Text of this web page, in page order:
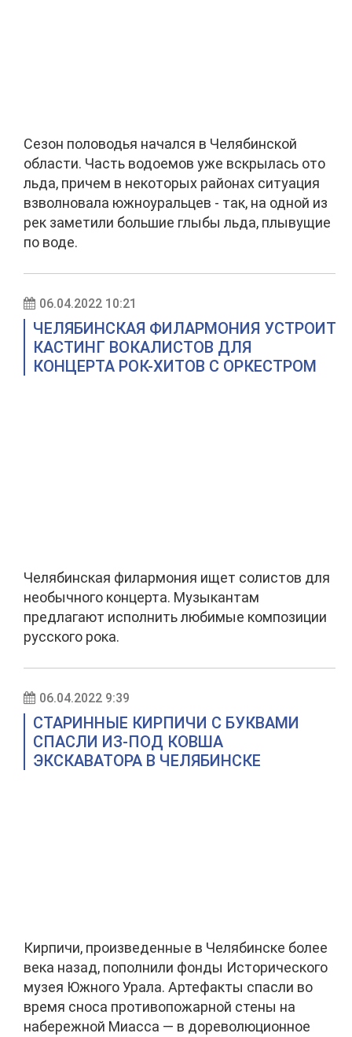
Сезон половодья начался в Челябинской
области. Часть водоемов уже вскрылась ото
льда, причем в некоторых районах ситуация
взволновала южноуральцев - так, на одной из
рек заметили большие глыбы льда, плывущие
по воде.
06.04.2022 10:21
ЧЕЛЯБИНСКАЯ ФИЛАРМОНИЯ УСТРОИТ
КАСТИНГ ВОКАЛИСТОВ ДЛЯ
КОНЦЕРТА РОК-ХИТОВ С ОРКЕСТРОМ
Челябинская филармония ищет солистов для
необычного концерта. Музыкантам
предлагают исполнить любимые композиции
русского рока.
06.04.2022 9:39
СТАРИННЫЕ КИРПИЧИ С БУКВАМИ
СПАСЛИ ИЗ-ПОД КОВША
ЭКСКАВАТОРА В ЧЕЛЯБИНСКЕ
Кирпичи, произведенные в Челябинске более
века назад, пополнили фонды Исторического
музея Южного Урала. Артефакты спасли во
время сноса противопожарной стены на
набережной Миасса — в дореволюционное